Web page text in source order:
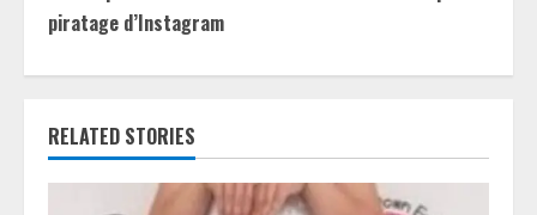
i
n
u
e
piratage d’Instagram
RELATED STORIES